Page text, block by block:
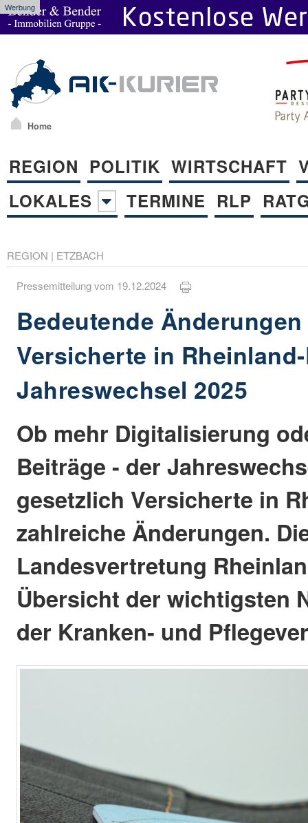
Werbung
Home
REGION POLITIK WIRTSCHAFT
LOKALES
TERMINE RLP
REGION | ETZBACH
Pressemitteilung vom 19.12.2024
Bedeutende
Versicherte in
Jahreswechsel 2025
Ob mehr Digitalisierung
Beiträge - der
gesetzlich Versicherte in
zahlreiche Änderungen.
Landesvertretung
Übersicht der wichtigsten
der Kranken- und